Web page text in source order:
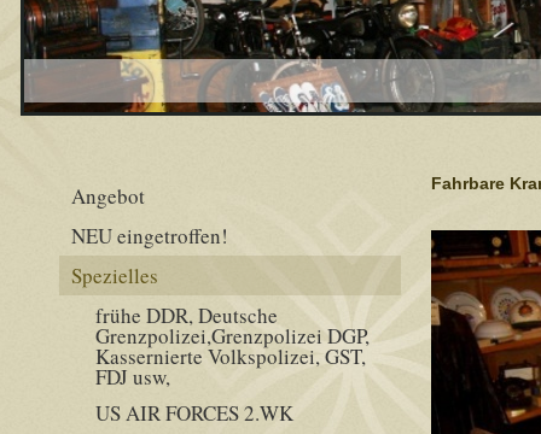
Fahrbare
Angebot
NEU eingetroffen!
Spezielles
frühe DDR, Deutsche
Grenzpolizei,Grenzpolizei DGP,
Kassernierte Volkspolizei, GST,
FDJ usw,
US AIR FORCES 2.WK